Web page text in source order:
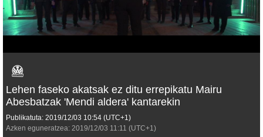
Lehen faseko akatsak ez ditu errepikatu Mairu
Abesbatzak 'Mendi aldera' kantarekin
Publikatuta: 2019/12/03 10:54 (UTC+1)
Azken eguneratzea: 2019/12/03 11:11 (UTC+1)